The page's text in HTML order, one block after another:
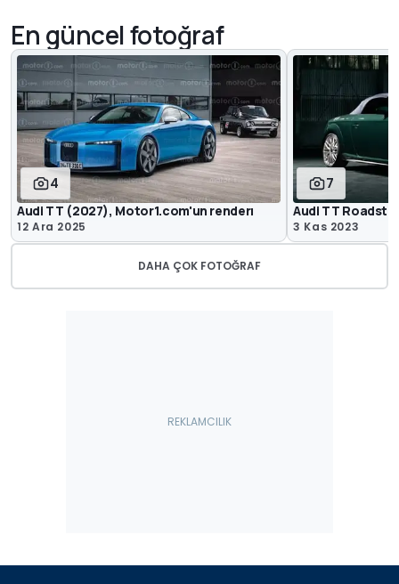
En güncel fotoğraf
4
Audi TT (2027), Motor1.com'un renderı
12 Ara 2025
7
Audi TT
3 Kas 2023
DAHA ÇOK FOTOĞRAF